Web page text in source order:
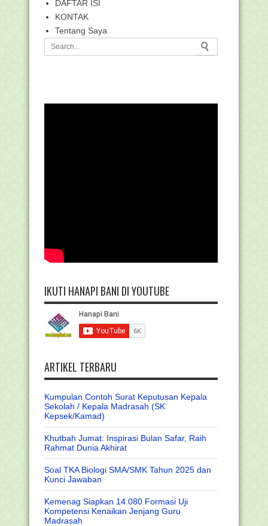
DAFTAR ISI
KONTAK
Tentang Saya
IKUTI HANAPI BANI DI YOUTUBE
ARTIKEL TERBARU
Kumpulan Contoh Surat Keputusan Kepala
Sekolah / Kepala Madrasah (SK
Kepsek/Kamad)
Khutbah Jumat: Inspirasi Bulan Safar, Raih
Rahmat Dunia Akhirat
Soal TKA Biologi SMA/SMK Tahun 2025 dan
Kunci Jawaban
Kemenag Siapkan 14.080 Formasi Uji
Kompetensi Kenaikan Jenjang Guru
Madrasah